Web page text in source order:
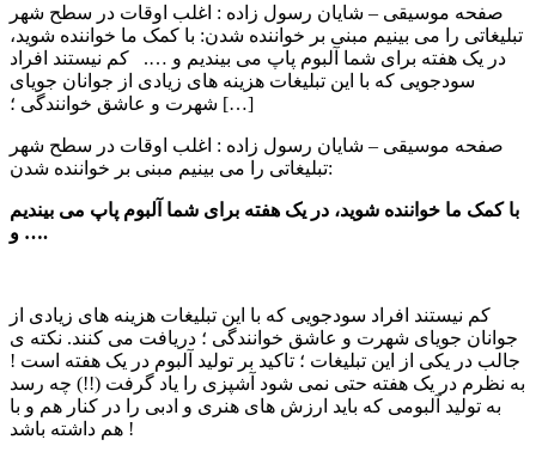
صفحه موسیقی – شایان رسول زاده : اغلب اوقات در سطح شهر
تبلیغاتی را می بینیم مبنی بر خواننده شدن: با کمک ما خواننده شوید،
در یک هفته برای شما آلبوم پاپ می بیندیم و …. کم نیستند افراد
سودجویی که با این تبلیغات هزینه های زیادی از جوانان جویای
شهرت و عاشق خوانندگی ؛ […]
صفحه موسیقی – شایان رسول زاده : اغلب اوقات در سطح شهر
تبلیغاتی را می بینیم مبنی بر خواننده شدن:
با کمک ما خواننده شوید، در یک هفته برای شما آلبوم پاپ می بیندیم
و ….
کم نیستند افراد سودجویی که با این تبلیغات هزینه های زیادی از
جوانان جویای شهرت و عاشق خوانندگی ؛ دریافت می کنند. نکته ی
جالب در یکی از این تبلیغات ؛ تاکید بر تولید آلبوم در یک هفته است !
به نظرم در یک هفته حتی نمی شود آشپزی را یاد گرفت (!!) چه رسد
به تولید آلبومی که باید ارزش های هنری و ادبی را در کنار هم و با
هم داشته باشد !